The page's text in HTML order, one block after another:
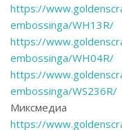
https://
embossinga/WH13R/
https://
embossinga/WH04R/
https://
embossinga/WS236R/
Миксмедиа
https://